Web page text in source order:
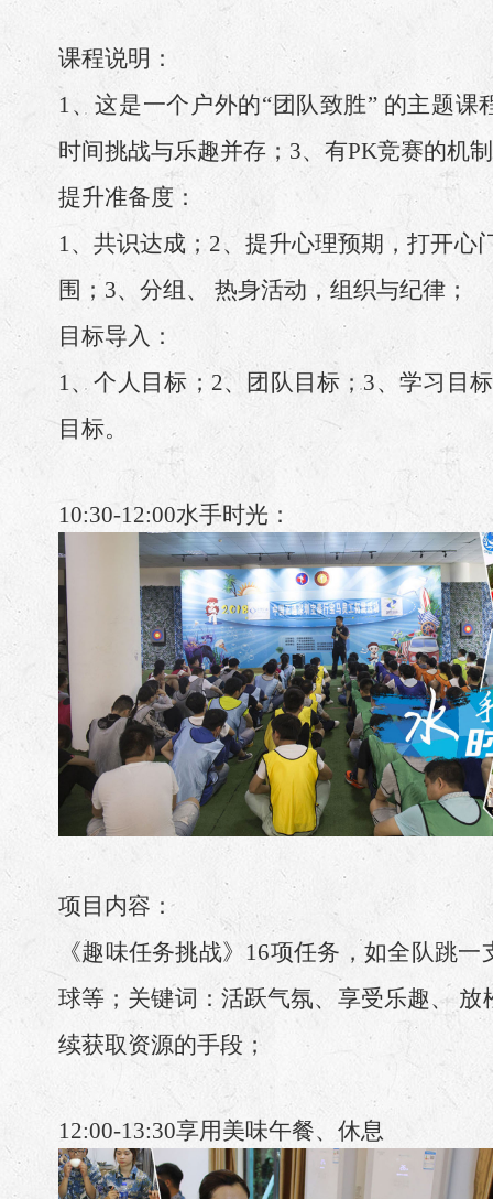
课程说明：
1、这是一个户外的“团队致胜” 的主题课
时间挑战与乐趣并存；3、有PK竞赛的机
提升准备度：
1、共识达成；2、提升心理预期，打开心
围；3、分组、 热身活动，组织与纪律；
目标导入：
1、个人目标；2、团队目标；3、学习目
目标。
10:30-12:00水手时光：
项目内容：
《趣味任务挑战》16项任务，如全队跳一
球等；关键词：活跃气氛、享受乐趣、 放
续获取资源的手段；
12:00-13:30享用美味午餐、休息